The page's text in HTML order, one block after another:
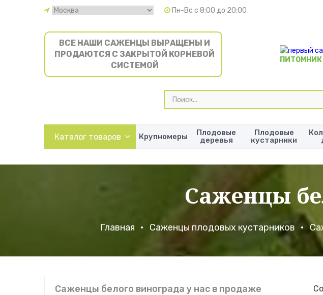
Пн-Вс с 8:00 до 20:00
ВСЕ НАШИ САЖЕНЦЫ ВЫРАЩЕНЫ И
ПРОДАЮТСЯ С ЗАКРЫТОЙ КОРНЕВОЙ
СИСТЕМОЙ
Поиск
товаров
Каталог товаров Крупномеры
Плодовые
деревья
Плодовые
кустарники
Саженцы
Главная • Саженцы плодовых кустарников •
Саженцы белого винограда у нас в продаже